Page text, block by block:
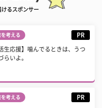
るスポンサー
を考える PR
生応援】噛んでるときは、うつ
らいよ。
を考える PR